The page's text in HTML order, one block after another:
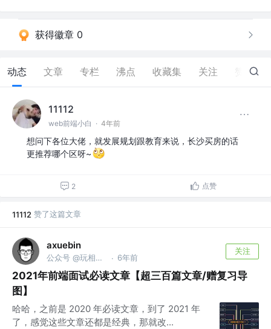
获得徽章 0
动态 文章 专栏 沸点 收藏集 关注 178
11112
web前端小白 · 4年前
想问下各位大佬，就发展规划跟教育来说，长沙买房的话
更推荐哪个区呀~
2 点赞
11112 赞了这篇文章
axuebin
公众号 @玩相机的程序员 · 6年前
关注
2021年前端面试必读文章【超三百篇文章/赠复习导
图】
哈哈，之前是 2020 年必读文章，到了 2021 年
了，感觉这些文章还都是经典，那就改...